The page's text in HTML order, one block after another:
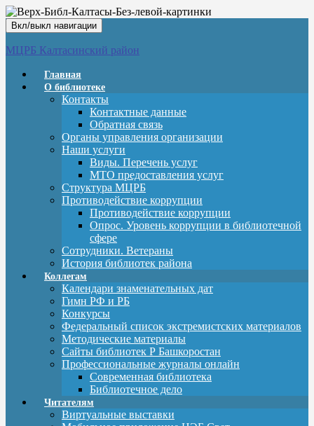
Вкл/выкл навигации
МЦРБ Калтасинский район
Главная
О библиотеке
Контакты
Контактные данные
Обратная связь
Органы управления организации
Наши услуги
Виды. Перечень услуг
МТО предоставления услуг
Структура МЦРБ
Противодействие коррупции
Противодействие коррупции
Опрос. Уровень коррупции в библиотечной
сфере
Сотрудники. Ветераны
История библиотек района
Коллегам
Календари знаменательных дат
Гимн РФ и РБ
Конкурсы
Федеральный список экстремистских материалов
Методические материалы
Сайты библиотек Р Башкоростан
Профессиональные журналы онлайн
Современная библиотека
Библиотечное дело
Читателям
Виртуальные выставки